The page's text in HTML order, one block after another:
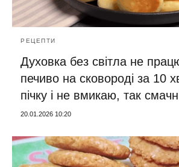
РЕЦЕПТИ
Духовка без світла не
печиво на сковороді за 10
пічку і не вмикаю, так
20.01.2026 10:20